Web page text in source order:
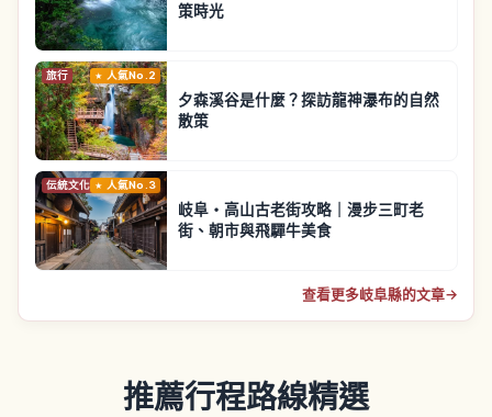
策時光
旅行 人氣No.2
夕森溪谷是什麼？探訪龍神瀑布的自然
散策
伝統文化 人氣No.3
岐阜・高山古老街攻略｜漫步三町老
街、朝市與飛驒牛美食
查看更多岐阜縣的文章→
推薦行程路線精選